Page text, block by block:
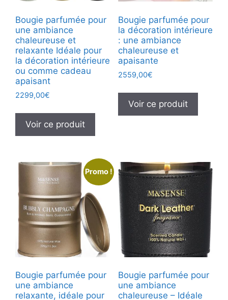
Bougie parfumée pour
une ambiance
chaleureuse et
relaxante Idéale pour
la décoration intérieure
ou comme cadeau
apaisant
2299,00€
Voir ce produit
Bougie parfumée pour
la décoration intérieure
: une ambiance
chaleureuse et
apaisante
2559,00€
Voir ce produit
Promo !
Bougie parfumée pour
une ambiance
relaxante, idéale pour
Bougie parfumée pour
une ambiance
chaleureuse – Idéale